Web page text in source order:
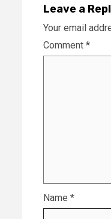
Leave a
Your email
Comment *
Name *